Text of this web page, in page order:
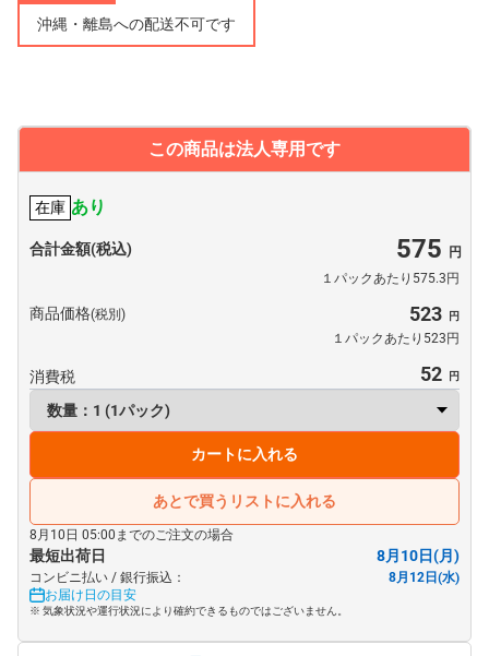
沖縄・離島への配送不可です
この商品は法人専用です
在庫 あり
合計金額(税込) 575
１パックあたり575.3円
商品価格(税別) 523
１パックあたり523円
消費税 52
カートに入れる
あとで買うリストに入れる
8月10日 05:00までのご注文の場合
最短出荷日 8月10日(月)
コンビニ払い / 銀行振込：
8月12日(水)
お届け日の目安
※ 気象状況や運行状況により確約できるものではございません。